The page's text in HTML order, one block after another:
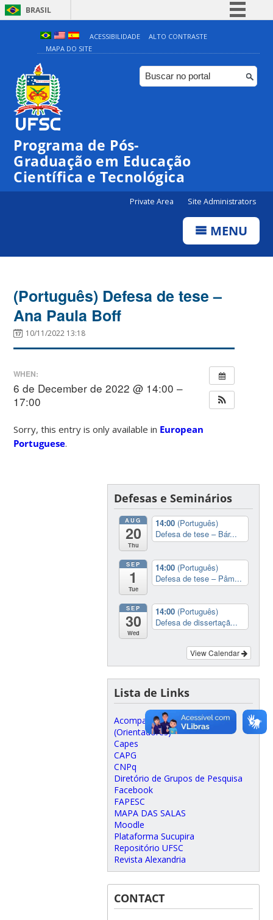
BRASIL
Simplifique!
Comunica BR
Participe
ACESSIBILIDADE
ALTO CONTRASTE
MAPA DO SITE
Programa de Pós-
Graduação em Educação
Científica e Tecnológica
Private Area Site Administrators
MENU
(Português) Defesa de tese –
Ana Paula Boff
10/11/2022 13:18
WHEN:
6 de December de 2022 @ 14:00 –
17:00
Sorry, this entry is only available in European
Portuguese.
Defesas e Seminários
AUG
20
Thu
14:00 (Português)
Defesa de tese – Bár...
SEP
1
Tue
14:00 (Português)
Defesa de tese – Pâm...
SEP
30
Wed
14:00 (Português)
Defesa de dissertaçã...
View Calendar
Lista de Links
Acompanhamento Discente
(Orientadores)
Capes
CAPG
CNPq
Diretório de Grupos de Pesquisa
Facebook
FAPESC
MAPA DAS SALAS
Moodle
Plataforma Sucupira
Repositório UFSC
Revista Alexandria
CONTACT